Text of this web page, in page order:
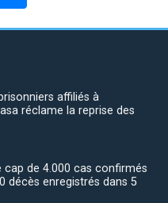
affiliés à
réclame la reprise des
cap de 4.000 cas confirmés
décès enregistrés dans 5